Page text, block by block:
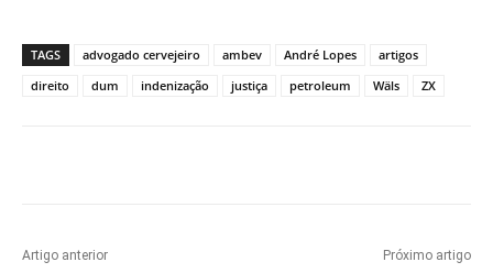
TAGS advogado cervejeiro ambev André Lopes
artigos
direito
dum indenização justiça petroleum Wäls ZX
Artigo anterior Próximo artigo